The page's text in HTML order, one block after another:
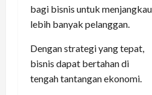
bagi bisnis untuk menjangkau
lebih banyak pelanggan.
Dengan strategi yang tepat,
bisnis dapat bertahan di
tengah tantangan ekonomi.